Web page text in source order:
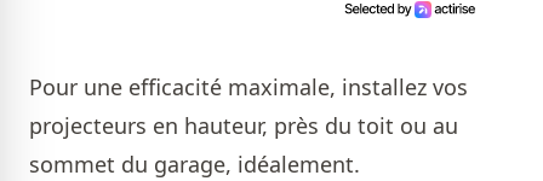
Pour une efficacité maximale, installez vos
projecteurs en hauteur, près du toit ou au
sommet du garage, idéalement.